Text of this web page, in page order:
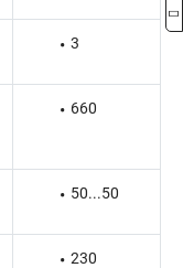
3
660
50...50
230